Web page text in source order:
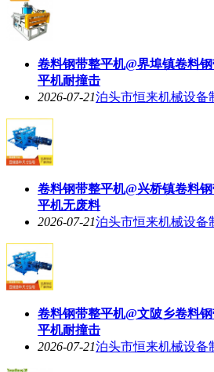
卷料钢带整平机@界埠镇卷料
平机耐撞击
2026-07-21泊头市恒来机械设备
卷料钢带整平机@兴桥镇卷料
平机无废料
2026-07-21泊头市恒来机械设备
卷料钢带整平机@文陂乡卷料
平机耐撞击
2026-07-21泊头市恒来机械设备